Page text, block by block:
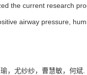
the current research
airway pressure,
，尤纱纱，曹慧敏，何斌